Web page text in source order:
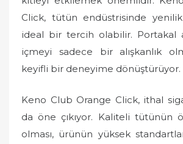
Click, tütün endüstrisinde
ideal bir tercih olabilir. Portakal
içmeyi sadece bir alışkanlık
keyifli bir deneyime dönüştürüyor.
Keno Club Orange Click, ithal
da öne çıkıyor. Kaliteli tütünün
olması, ürünün yüksek